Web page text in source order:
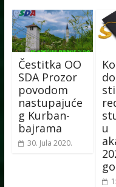
Čestitka OO
SDA Prozor
povodom
nastupajuće
g Kurban-
bajrama
30. Jula 2020.
u